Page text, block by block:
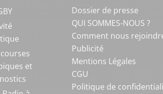
et
Dossier de presse
QUI SOMMES-NOUS ?
Comment nous
Publicité
Mentions Légales
CGU
Politique de